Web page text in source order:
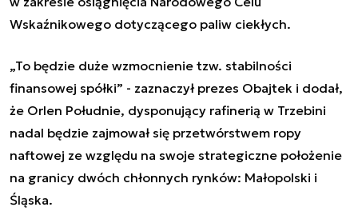
Wskaźnikowego dotyczącego paliw ciekłych.
„To będzie duże wzmocnienie tzw. stabilności
finansowej spółki” - zaznaczył prezes Obajtek i dodał,
że Orlen Południe, dysponujący rafinerią w Trzebini
nadal będzie zajmował się przetwórstwem ropy
naftowej ze względu na swoje strategiczne położenie
na granicy dwóch chłonnych rynków: Małopolski i
Śląska.